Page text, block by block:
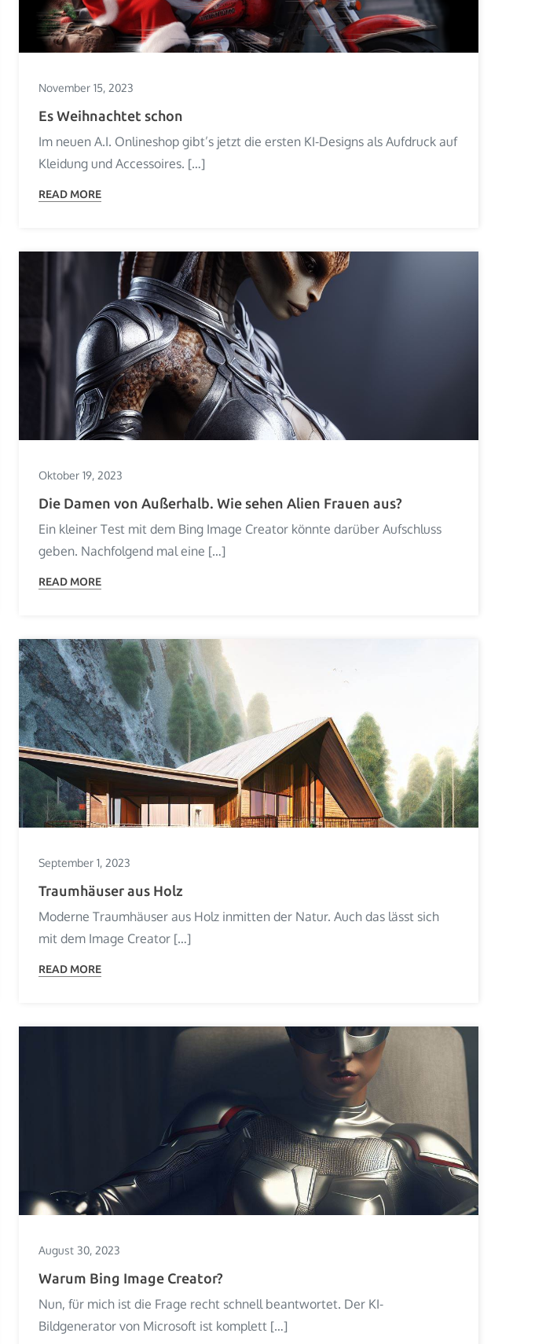
November 15, 2023
Es Weihnachtet schon
Im neuen A.I. Onlineshop gibt’s jetzt die ersten KI-Designs als Aufdruck auf
Kleidung und Accessoires. […]
READ MORE
Oktober 19, 2023
Die Damen von Außerhalb. Wie sehen Alien Frauen aus?
Ein kleiner Test mit dem Bing Image Creator könnte darüber Aufschluss
geben. Nachfolgend mal eine […]
READ MORE
September 1, 2023
Traumhäuser aus Holz
Moderne Traumhäuser aus Holz inmitten der Natur. Auch das lässt sich
mit dem Image Creator […]
READ MORE
August 30, 2023
Warum Bing Image Creator?
Nun, für mich ist die Frage recht schnell beantwortet. Der KI-
Bildgenerator von Microsoft ist komplett […]